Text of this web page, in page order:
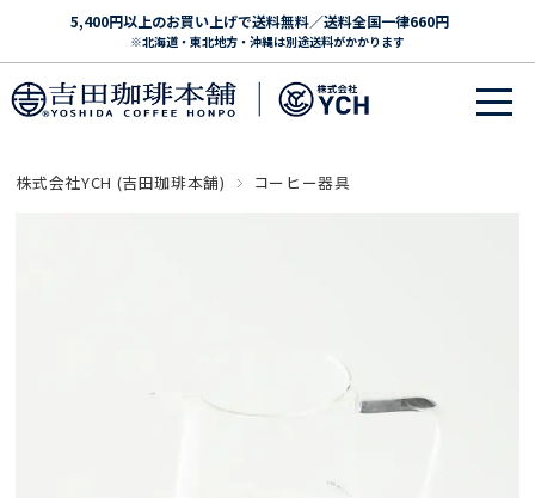
5,400円以上のお買い上げで送料無料／送料全国一律660円
※北海道・東北地方・沖縄は別途送料がかかります
株式会社YCH (吉田珈琲本舗) コーヒー器具